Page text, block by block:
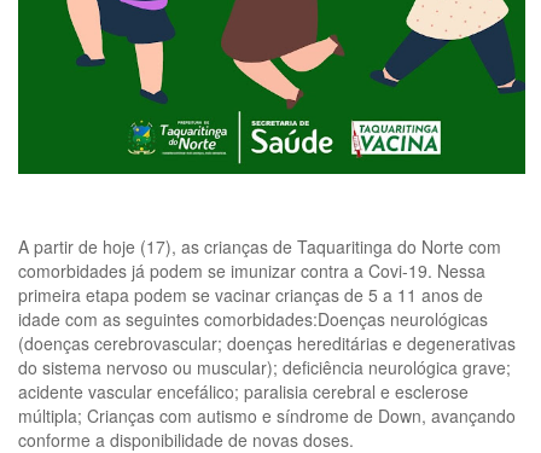
A partir de hoje (17), as crianças de Taquaritinga do Norte com
comorbidades já podem se imunizar contra a Covi-19. Nessa
primeira etapa podem se vacinar crianças de 5 a 11 anos de
idade com as seguintes comorbidades:Doenças neurológicas
(doenças cerebrovascular; doenças hereditárias e degenerativas
do sistema nervoso ou muscular); deficiência neurológica grave;
acidente vascular encefálico; paralisia cerebral e esclerose
múltipla; Crianças com autismo e síndrome de Down, avançando
conforme a disponibilidade de novas doses.